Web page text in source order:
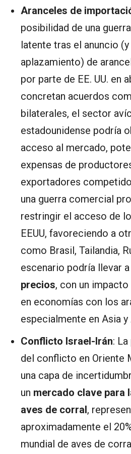
Aranceles de
posibilidad de una
latente tras el anuncio
aplazamiento) de
por parte de EE. UU. en
concretan acuerdos
bilaterales, el sector
estadounidense podría
acceso al mercado,
expensas de
exportadores
una guerra comercial
restringir el acceso de
EEUU, favoreciendo a
como Brasil, Tailandia,
escenario podría llevar a
precios, con un
en economías con los
especialmente en Asia y
Conflicto Israel-Irán:
del conflicto en Oriente
una capa de
un mercado clave para
aves de corral,
aproximadamente el
mundial de aves de